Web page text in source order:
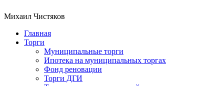
Михаил Чистяков
Главная
Торги
Муниципальные торги
Ипотека на муниципальных торгах
Фонд реновации
Торги ДГИ